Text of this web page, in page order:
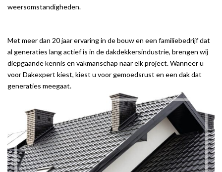
weersomstandigheden.
Met meer dan 20 jaar ervaring in de bouw en een familiebedrijf dat
al generaties lang actief is in de dakdekkersindustrie, brengen wij
diepgaande kennis en vakmanschap naar elk project. Wanneer u
voor Dakexpert kiest, kiest u voor gemoedsrust en een dak dat
generaties meegaat.